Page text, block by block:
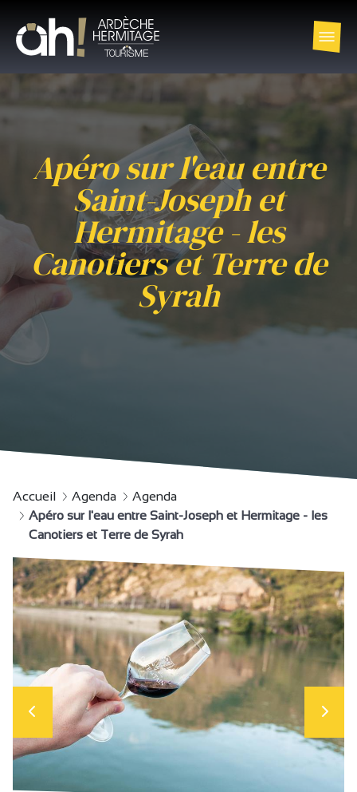
Apéro sur l'eau entre
Saint-Joseph et
Hermitage - les
Canotiers et Terre de
Syrah
Accueil Agenda
Agenda
Apéro sur l'eau entre Saint-Joseph et Hermitage - les
Canotiers et Terre de Syrah